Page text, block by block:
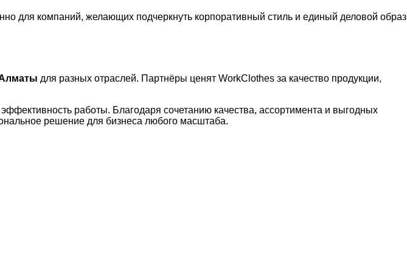
для компаний, желающих подчеркнуть корпоративный стиль и единый деловой образ
для разных отраслей. Партнёры ценят WorkClothes за качество продукции,
работы. Благодаря сочетанию качества, ассортимента и выгодных
решение для бизнеса любого масштаба.